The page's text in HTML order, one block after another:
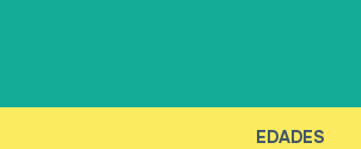
EDADES